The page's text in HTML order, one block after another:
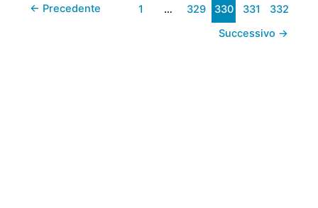
delle
← Precedente 1 … 329 330 331
332
Successivo →